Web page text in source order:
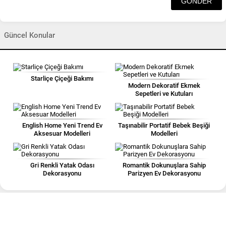
Güncel Konular
Starliçe Çiçeği Bakımı
Modern Dekoratif Ekmek
Sepetleri ve Kutuları
English Home Yeni Trend Ev
Aksesuar Modelleri
Taşınabilir Portatif Bebek Beşiği
Modelleri
Gri Renkli Yatak Odası
Dekorasyonu
Romantik Dokunuşlara Sahip
Parizyen Ev Dekorasyonu